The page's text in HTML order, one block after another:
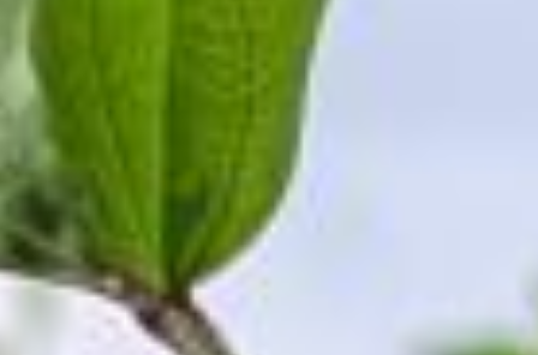
מלאו את הסל שלכם
התחברות עם שם משתמש וסיסמא